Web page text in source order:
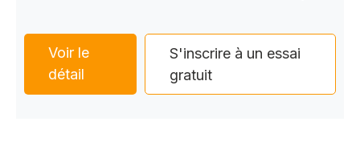
Voir le
détail
S'inscrire à un essai
gratuit